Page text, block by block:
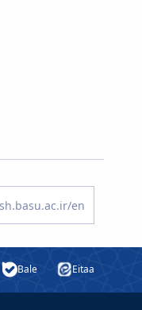
Bale Eitaa